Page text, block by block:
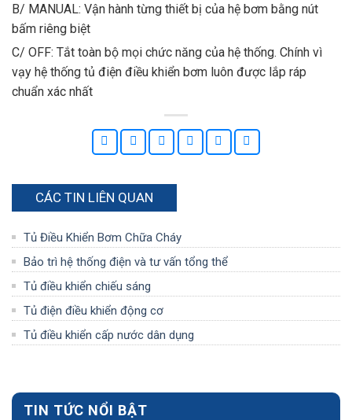
B/ MANUAL: Vận hành từng thiết bị của hệ bơm bằng nút
bấm riêng biệt
C/ OFF: Tắt toàn bộ mọi chức năng của hệ thống. Chính vì
vạy hệ thống tủ điện điều khiển bơm luôn được lắp ráp
chuẩn xác nhất
CÁC TIN LIÊN QUAN
Tủ Điều Khiển Bơm Chữa Cháy
Bảo trì hệ thống điện và tư vấn tổng thể
Tủ điều khiển chiếu sáng
Tủ điện điều khiển động cơ
Tủ điều khiển cấp nước dân dụng
TIN TỨC NỔI BẬT